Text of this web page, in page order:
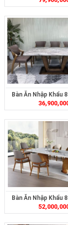
Bàn Ăn Nhập Khẩu
2365
Bàn Ăn Nhập Khẩu
1941